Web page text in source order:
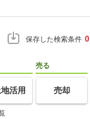
保存した検索条件 0
活用
売る
売却